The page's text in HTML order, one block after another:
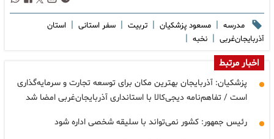
مدرسه | مسعود پزشکیان | تربیت | سفر استانی | استان
آذربایجان‌غربی | نخبه |
اخبار مرتبط
پزشکیان: آذربایجان بهترین مکان برای توسعه تجارت و سرمایه‌گذاری
است / تفاهم‌نامه دیجی‌کالا با استانداری آذربایجان‌غربی امضا شد
رئیس جمهور: کشور نمی‌تواند با سلیقه شخصی اداره شود